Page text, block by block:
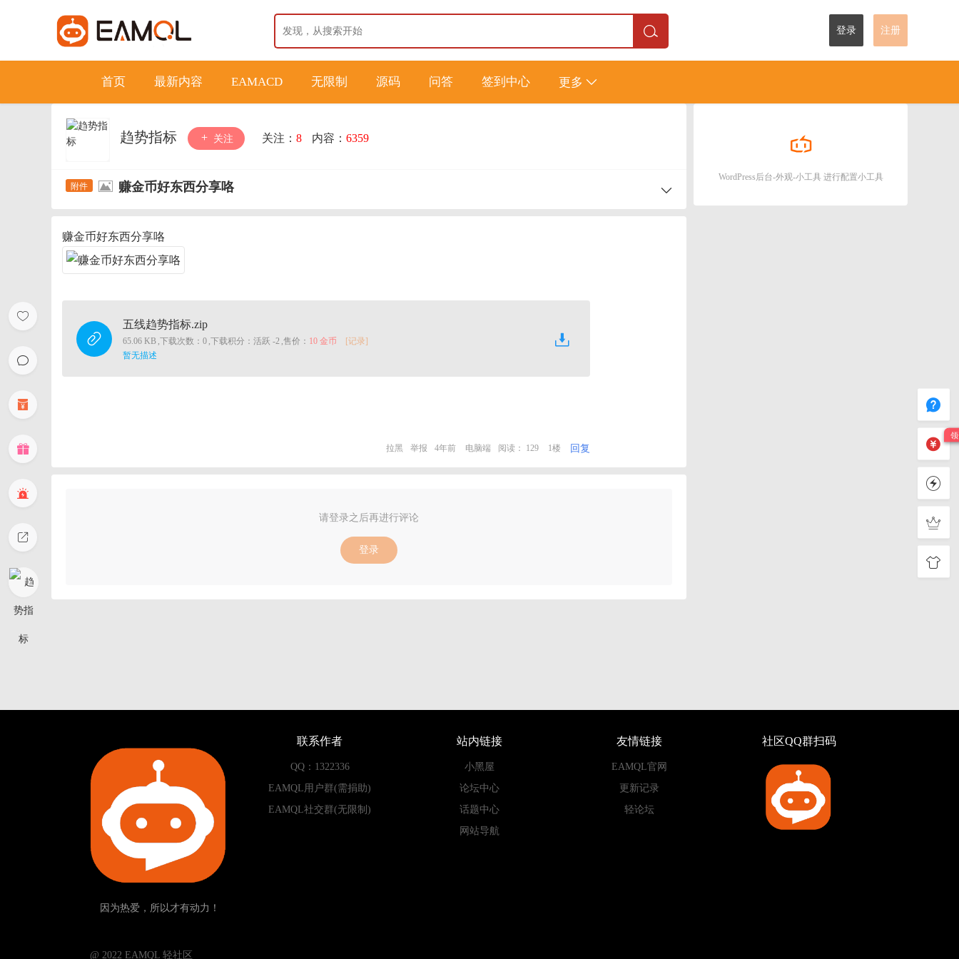
登录 注册
首页 最新内容 EAMACD 无限制 源码 问答 签到中心 更多
趋势指标 关注 关注： 8 内容： 6359
赚金币好东西分享咯
赚金币好东西分享咯
五线趋势指标.zip
65.06 KB ,下载次数：0 ,下载积分：活跃 -2 ,售价： 10 金币
[记录]
暂无描述
拉黑 举报 4年前 电脑端 阅读： 129 1楼 回复
请登录之后再进行评论
登录
WordPress后台-外观-小工具 进行配置小工具
因为热爱，所以才有动力！
联系作者
QQ：1322336
EAMQL用户群(需捐助)
EAMQL社交群(无限制)
站内链接
小黑屋
论坛中心
话题中心
网站导航
友情链接
EAMQL官网
更新记录
轻论坛
社区QQ群扫码
­­­­­ @ 2022 EAMQL 轻社区